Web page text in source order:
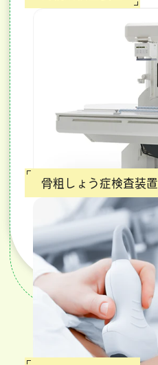
骨粗しょう症検査装置